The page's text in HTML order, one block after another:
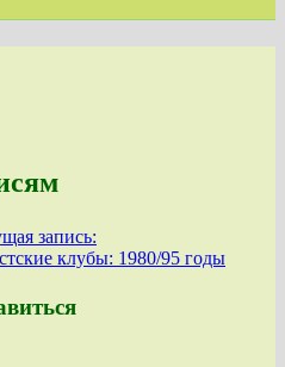
запись:
клубы: 1980/95 годы